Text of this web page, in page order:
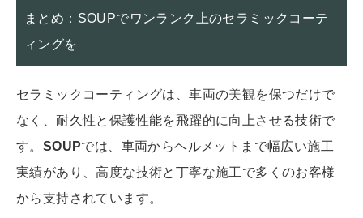
まとめ：SOUPでワンランク上のセラミックコーテ
ィングを
セラミックコーティングは、車両の美観を保つだけで
なく、耐久性と保護性能を飛躍的に向上させる技術で
す。 SOUPでは、車両からヘルメットまで幅広い施工
実績があり、高度な技術と丁寧な施工で多くのお客様
から支持されています。